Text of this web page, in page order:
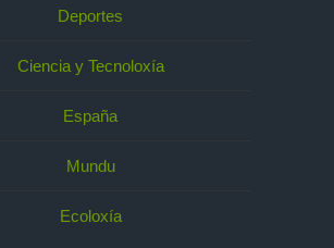
Deportes
Ciencia y Tecnoloxía
España
Mundu
Ecoloxía